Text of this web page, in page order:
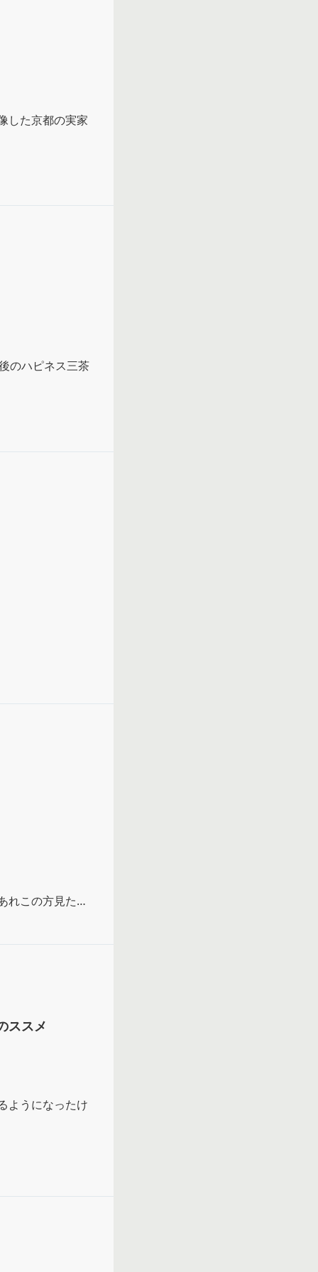
した京都の実家
ているのに勢
のハピネス三茶
という方との
けど。
れこの方見たこ
ススメ
ようになったけ